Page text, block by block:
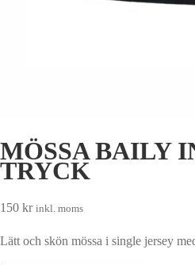
MÖSSA BAILY
TRYCK
150 kr inkl. moms
Lätt och skön mössa i single jersey